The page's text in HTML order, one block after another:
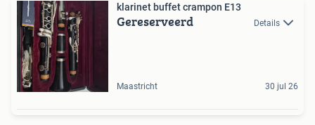
klarinet buffet crampon E13
Gereserveerd Details
Maastricht 30 jul 26